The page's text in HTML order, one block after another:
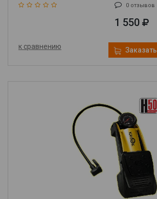
0 отзывов
1 550
к сравнению Заказать